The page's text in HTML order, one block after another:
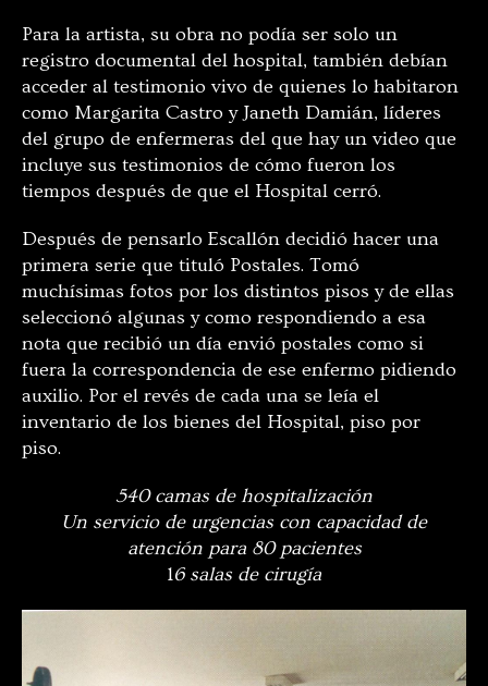
Para la artista, su obra no podía ser solo un
registro documental del hospital, también debían
acceder al testimonio vivo de quienes lo habitaron
como Margarita Castro y Janeth Damián, líderes
del grupo de enfermeras del que hay un video que
incluye sus testimonios de cómo fueron los
tiempos después de que el Hospital cerró.
Después de pensarlo Escallón decidió hacer una
primera serie que tituló Postales. Tomó
muchísimas fotos por los distintos pisos y de ellas
seleccionó algunas y como respondiendo a esa
nota que recibió un día envió postales como si
fuera la correspondencia de ese enfermo pidiendo
auxilio. Por el revés de cada una se leía el
inventario de los bienes del Hospital, piso por
piso.
540 camas de hospitalización
Un servicio de urgencias con capacidad de
atención para 80 pacientes
16 salas de cirugía